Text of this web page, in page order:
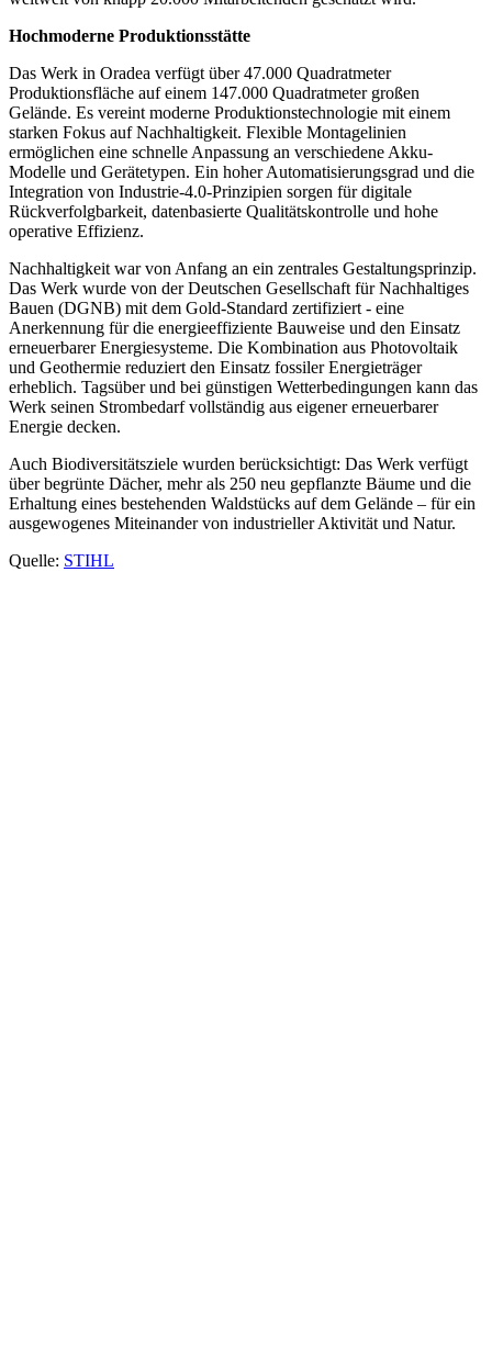
Hochmoderne Produktionsstätte
Das Werk in Oradea verfügt über 47.000 Quadratmeter
Produktionsfläche auf einem 147.000 Quadratmeter großen
Gelände. Es vereint moderne Produktionstechnologie mit einem
starken Fokus auf Nachhaltigkeit. Flexible Montagelinien
ermöglichen eine schnelle Anpassung an verschiedene Akku-
Modelle und Gerätetypen. Ein hoher Automatisierungsgrad und die
Integration von Industrie-4.0-Prinzipien sorgen für digitale
Rückverfolgbarkeit, datenbasierte Qualitätskontrolle und hohe
operative Effizienz.
Nachhaltigkeit war von Anfang an ein zentrales Gestaltungsprinzip.
Das Werk wurde von der Deutschen Gesellschaft für Nachhaltiges
Bauen (DGNB) mit dem Gold-Standard zertifiziert - eine
Anerkennung für die energieeffiziente Bauweise und den Einsatz
erneuerbarer Energiesysteme. Die Kombination aus Photovoltaik
und Geothermie reduziert den Einsatz fossiler Energieträger
erheblich. Tagsüber und bei günstigen Wetterbedingungen kann das
Werk seinen Strombedarf vollständig aus eigener erneuerbarer
Energie decken.
Auch Biodiversitätsziele wurden berücksichtigt: Das Werk verfügt
über begrünte Dächer, mehr als 250 neu gepflanzte Bäume und die
Erhaltung eines bestehenden Waldstücks auf dem Gelände – für ein
ausgewogenes Miteinander von industrieller Aktivität und Natur.
Quelle: STIHL